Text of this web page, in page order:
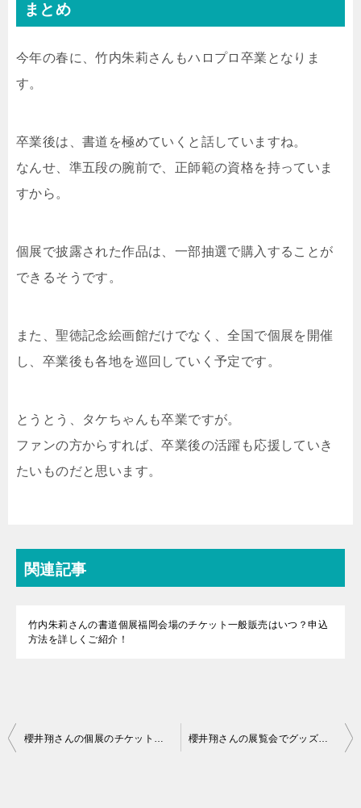
まとめ
今年の春に、竹内朱莉さんもハロプロ卒業となりま
す。
卒業後は、書道を極めていくと話していますね。
なんせ、準五段の腕前で、正師範の資格を持っていま
すから。
個展で披露された作品は、一部抽選で購入することが
できるそうです。
また、聖徳記念絵画館だけでなく、全国で個展を開催
し、卒業後も各地を巡回していく予定です。
とうとう、タケちゃんも卒業ですが。
ファンの方からすれば、卒業後の活躍も応援していき
たいものだと思います。
関連記事
竹内朱莉さんの書道個展福岡会場のチケット一般販売はいつ？申込
方法を詳しくご紹介！
投
櫻井翔さんの個展のチケットの取り方は？会場と日程はどうなっている？ 櫻井翔さんの展覧会でグッズだけ買える？会場以外での購入方法は？